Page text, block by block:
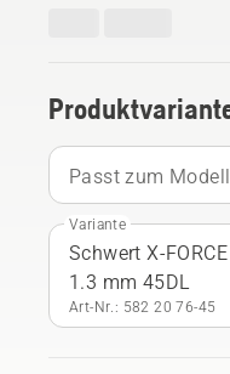
Passt zum Modell
Variante
Schwert X-
1.3 mm 45DL
Art-Nr.: 582 20 76‑45